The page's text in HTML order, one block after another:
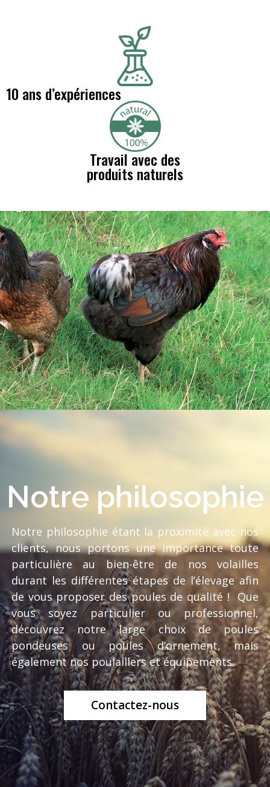
10 ans d’expériences
Travail avec des
produits naturels
Notre philosophie
Notre philosophie étant la proximité avec nos
clients, nous portons une importance toute
particulière au bien-être de nos volailles
durant les différentes étapes de l’élevage afin
de vous proposer des poules de qualité ! Que
vous soyez particulier ou professionnel,
découvrez notre large choix de poules
pondeuses ou poules d’ornement, mais
également nos poulaillers et équipements.
Contactez-nous